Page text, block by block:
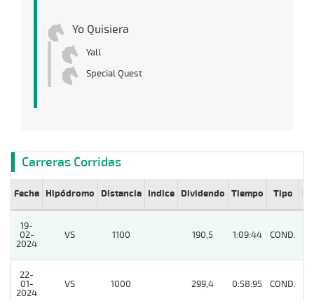
Yo Quisiera
Yall
Special Quest
Carreras Corridas
Fecha Hipódromo Distancia Indice Dividendo Tiempo Tipo Lº
19-
02-
2024
VS 1100 190,5 1:09:44 COND.
22-
01-
2024
VS 1000 299,4 0:58:95 COND.